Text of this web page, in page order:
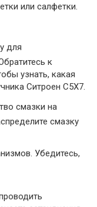
или салфетки.
для
к
узнать, какая
Ситроен С5Х7.
смазки на
смазку
Убедитесь,